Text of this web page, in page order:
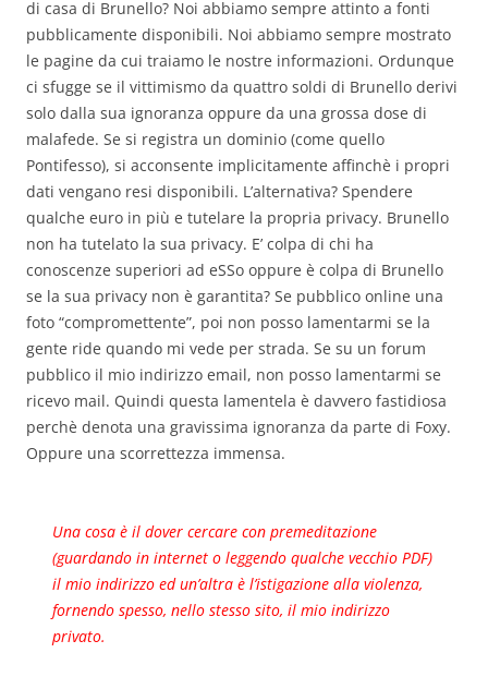
di casa di Brunello? Noi abbiamo sempre attinto a fonti
pubblicamente disponibili. Noi abbiamo sempre mostrato
le pagine da cui traiamo le nostre informazioni. Ordunque
ci sfugge se il vittimismo da quattro soldi di Brunello derivi
solo dalla sua ignoranza oppure da una grossa dose di
malafede. Se si registra un dominio (come quello
Pontifesso), si acconsente implicitamente affinchè i propri
dati vengano resi disponibili. L’alternativa? Spendere
qualche euro in più e tutelare la propria privacy. Brunello
non ha tutelato la sua privacy. E’ colpa di chi ha
conoscenze superiori ad eSSo oppure è colpa di Brunello
se la sua privacy non è garantita? Se pubblico online una
foto “compromettente”, poi non posso lamentarmi se la
gente ride quando mi vede per strada. Se su un forum
pubblico il mio indirizzo email, non posso lamentarmi se
ricevo mail. Quindi questa lamentela è davvero fastidiosa
perchè denota una gravissima ignoranza da parte di Foxy.
Oppure una scorrettezza immensa.
Una cosa è il dover cercare con premeditazione
(guardando in internet o leggendo qualche vecchio PDF)
il mio indirizzo ed un’altra è l’istigazione alla violenza,
fornendo spesso, nello stesso sito, il mio indirizzo
privato.